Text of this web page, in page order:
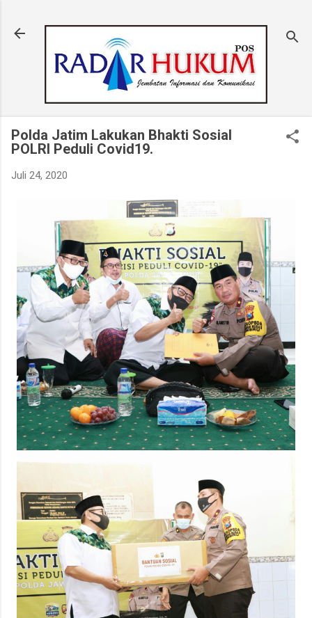
Polda Jatim Lakukan Bhakti Sosial
POLRI Peduli Covid19.
Juli 24, 2020